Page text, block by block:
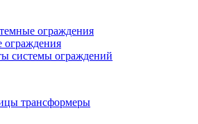
ограждения
ограждения
системы ограждений
трансформеры